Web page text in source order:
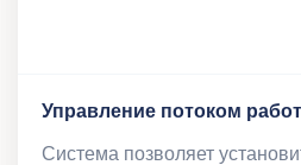
Управление потоком работ
Система позволяет